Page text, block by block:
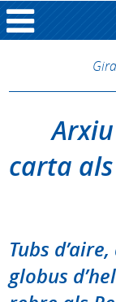
carta
Tubs
globus